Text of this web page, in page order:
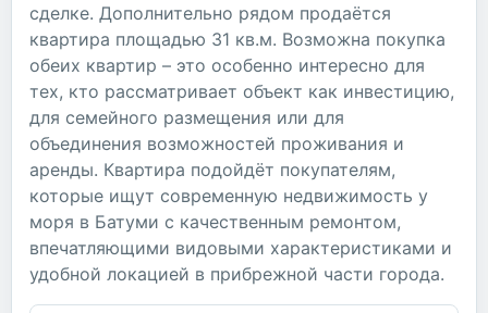
сделке. Дополнительно рядом продаётся
квартира площадью 31 кв.м. Возможна покупка
обеих квартир – это особенно интересно для
тех, кто рассматривает объект как инвестицию,
для семейного размещения или для
объединения возможностей проживания и
аренды. Квартира подойдёт покупателям,
которые ищут современную недвижимость у
моря в Батуми с качественным ремонтом,
впечатляющими видовыми характеристиками и
удобной локацией в прибрежной части города.